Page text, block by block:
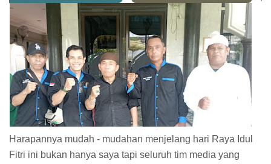
Harapannya mudah - mudahan menjelang hari Raya Idul
Fitri ini bukan hanya saya tapi seluruh tim media yang